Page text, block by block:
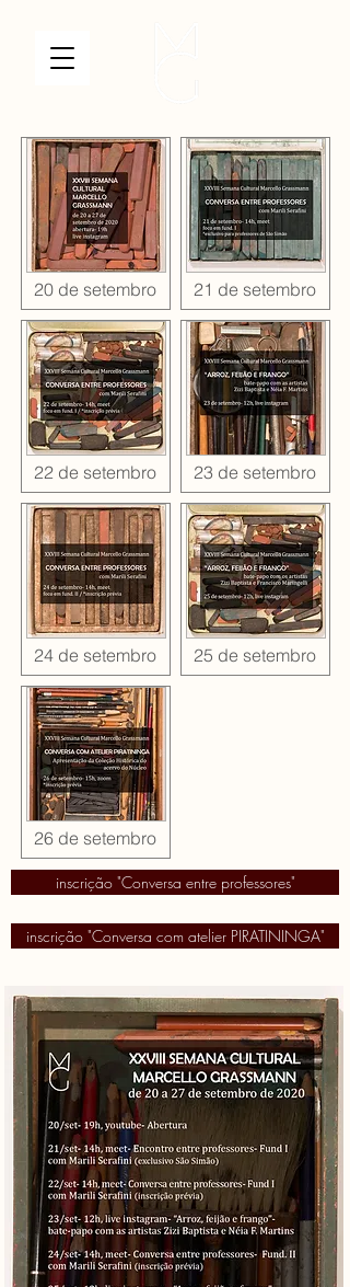
20 de setembro
22 de setembro
24 de setembro
26 de setembro
21 de setembro
23 de setembro
25 de setembro
inscrição "Conversa entre professores"
inscrição "Conversa com atelier PIRATININGA"